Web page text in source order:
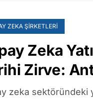
ZEKA ŞIRKETLERI
Zeka
Zirve:
Dolar
zeka sektöründeki